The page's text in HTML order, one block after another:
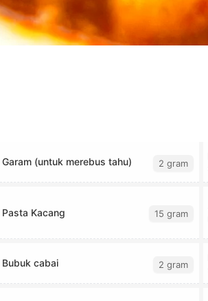
Garam (untuk merebus tahu) 2 gram
Pasta Kacang 15 gram
Bubuk cabai 2 gram